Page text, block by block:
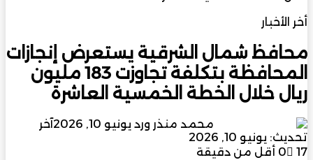
أخر الأخبار
محافظ شمال الشرقية يستعرض إنجازات
المحافظة بتكلفة تجاوزت 183 مليون
ريال خلال الخطة الخمسية العاشرة
محمد منذر ورد أرسل
يونيو 10, 2026
آخر
تحديث: يونيو 10, 2026
0
17 أقل من دقيقة